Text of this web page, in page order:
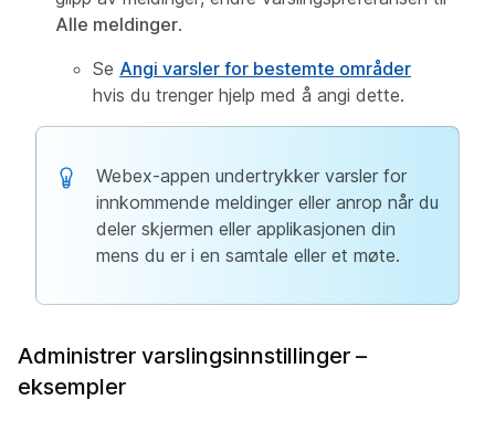
Alle meldinger.
Se Angi varsler for bestemte områder
hvis du trenger hjelp med å angi dette.
Webex-appen undertrykker varsler for
innkommende meldinger eller anrop når du
deler skjermen eller applikasjonen din
mens du er i en samtale eller et møte.
Administrer varslingsinnstillinger –
eksempler